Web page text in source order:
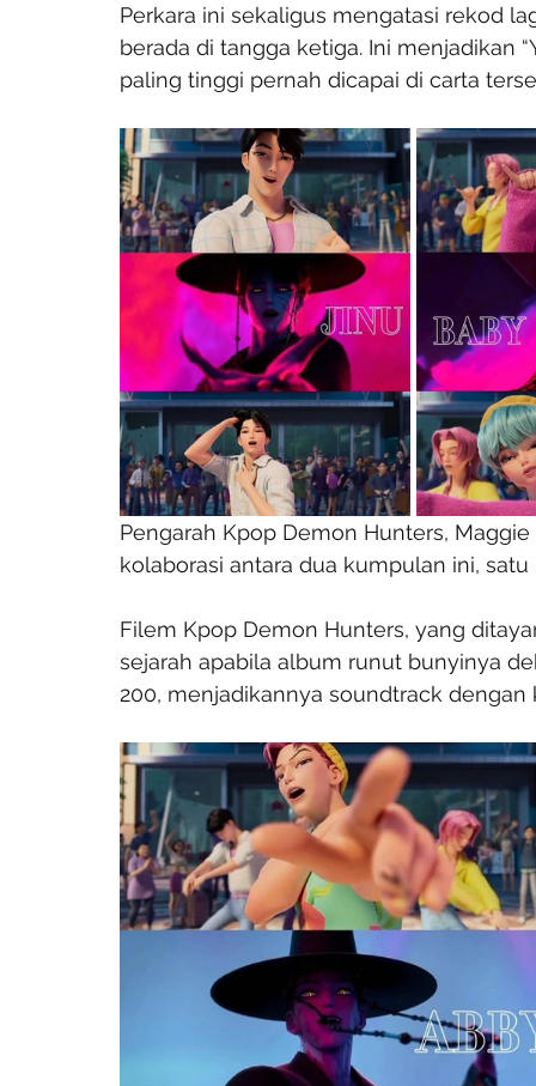
Perkara ini sekaligus mengatasi rekod
berada di tangga ketiga. Ini menjadikan
paling tinggi pernah dicapai di carta
Pengarah Kpop Demon Hunters,
kolaborasi antara dua kumpulan ini,
Filem Kpop Demon Hunters, yang
sejarah apabila album runut bunyinya
200, menjadikannya soundtrack